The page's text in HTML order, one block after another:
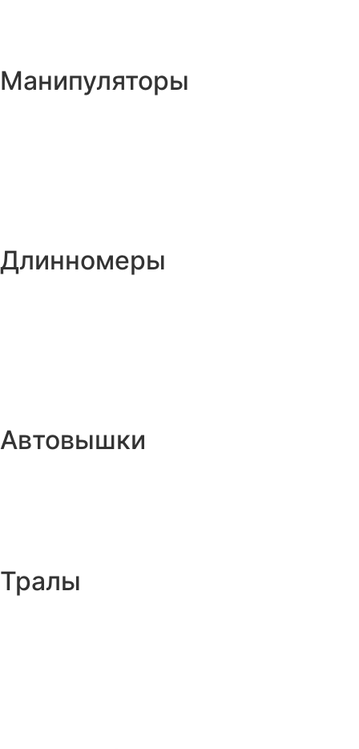
Манипуляторы
Длинномеры
Автовышки
Тралы